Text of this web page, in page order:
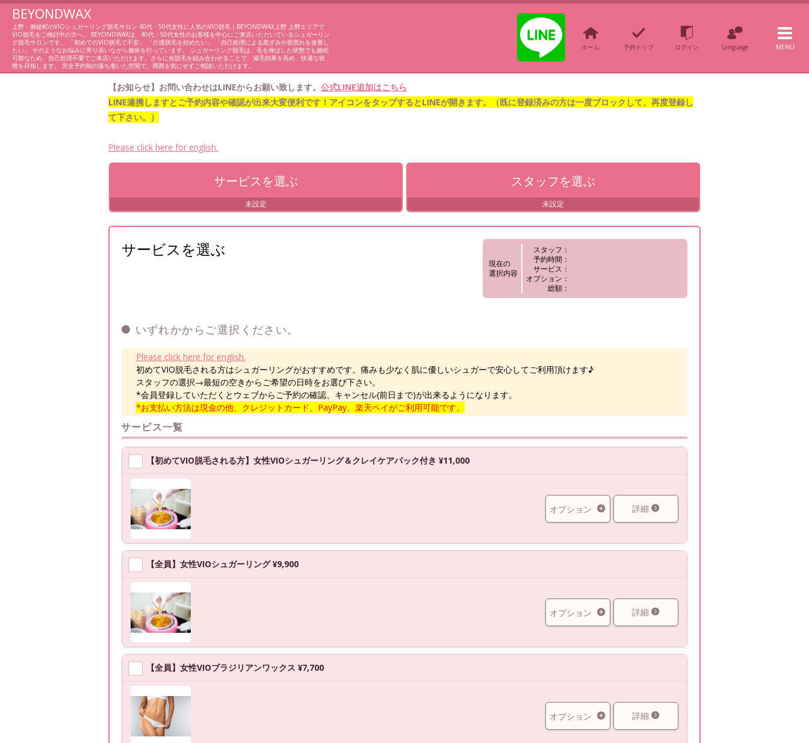
BEYONDWAX
上野・御徒町のVIOシュガーリング脱毛サロン 40代・50代女性に人気のVIO脱毛｜BEYONDWAX上野 上野エリアで
VIO脱毛をご検討中の方へ。 BEYONDWAXは、40代・50代女性のお客様を中心にご来店いただいているシュガーリン
グ脱毛サロンです。 「初めてのVIO脱毛で不安」 「介護脱毛を始めたい」 「自己処理による黒ずみや肌荒れを改善し
たい」 そのようなお悩みに寄り添いながら施術を行っています。 シュガーリング脱毛は、毛を伸ばした状態でも施術
可能なため、自己処理不要でご来店いただけます。さらに光脱毛を組み合わせることで、減毛効果を高め、快適な状
態を目指します。 完全予約制の落ち着いた空間で、周囲を気にせずご相談いただけます。
ホーム 予約トップ ログイン Language MENU
【お知らせ】 お問い合わせはLINEからお願い致します。 公式LINE追加はこちら
LINE連携しますとご予約内容や確認が出来大変便利です！アイコンをタップするとLINEが開きます。（既に登録済みの方は一度ブロックして、再度登録し
て下さい。）
Please click here for english.
サービスを選ぶ
未設定
スタッフを選ぶ
未設定
サービスを選ぶ
現在の
選択内容
スタッフ：
予約時間：
サービス：
オプション：
総額：
いずれかからご選択ください。
Please click here for english.
初めてVIO脱毛される方はシュガーリングがおすすめです。痛みも少なく肌に優しいシュガーで安心してご利用頂けます♪
スタッフの選択→最短の空きからご希望の日時をお選び下さい。
*会員登録していただくとウェブからご予約の確認、キャンセル(前日まで)が出来るようになります。
*お支払い方法は現金の他、クレジットカード、PayPay、楽天ペイがご利用可能です。
サービス一覧
【初めてVIO脱毛される方】女性VIOシュガーリング＆クレイケアパック付き ¥11,000
詳細
オプション
【全員】女性VIOシュガーリング ¥9,900
詳細
オプション
【全員】女性VIOブラジリアンワックス ¥7,700
詳細
オプション